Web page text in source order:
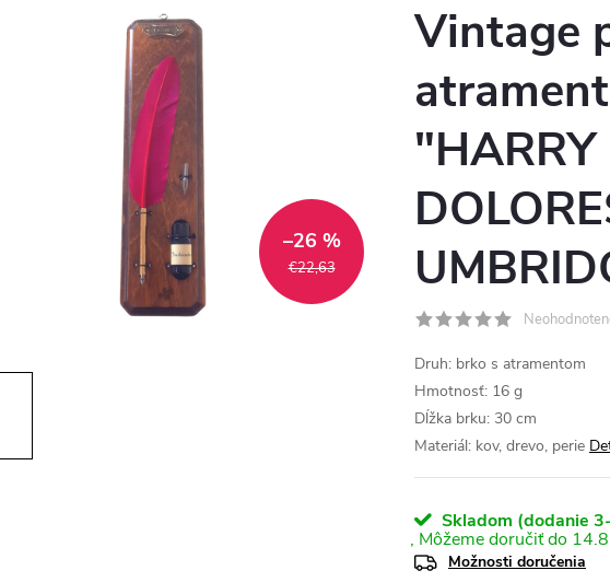
€22,63
–26 %
Vintage
"HARRY
Druh: brko s atramentom
Hmotnosť: 16 g
Dĺžka brku: 30 cm
Materiál: kov, drevo, perie
Skladom (dodanie
Možnosti doručenia